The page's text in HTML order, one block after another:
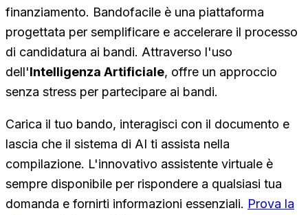
finanziamento. Bandofacile è una piattaforma
progettata per semplificare e accelerare il processo
di candidatura ai bandi. Attraverso l'uso
dell'Intelligenza Artificiale, offre un approccio
senza stress per partecipare ai bandi.
Carica il tuo bando, interagisci con il documento e
lascia che il sistema di AI ti assista nella
compilazione. L'innovativo assistente virtuale è
sempre disponibile per rispondere a qualsiasi tua
domanda e fornirti informazioni essenziali. Prova la